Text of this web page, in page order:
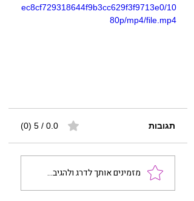
ec8cf729318644f9b3cc629f3f9713e0/10
80p/mp4/file.mp4
תגובות 0.0 / 5 ‏(0)
מזמינים אותך לדרג ולהגיב...